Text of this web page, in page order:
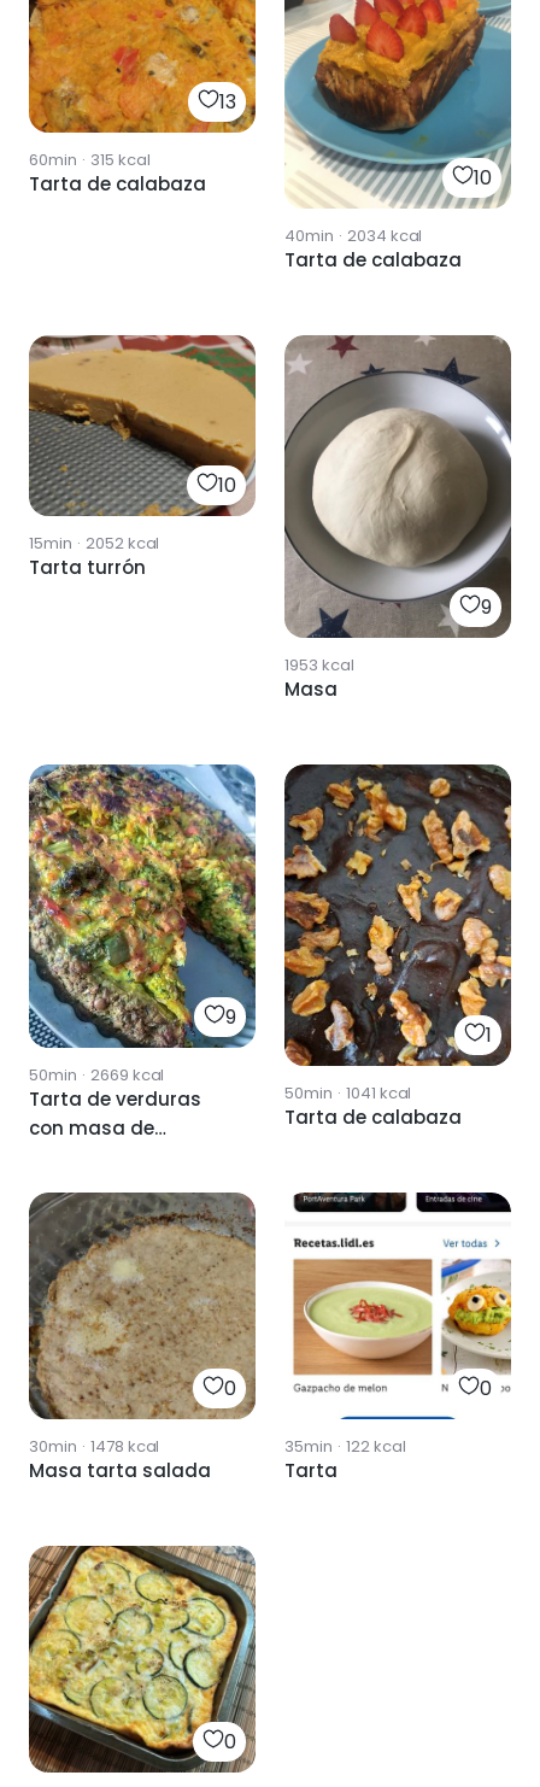
13
60min · 315 kcal
Tarta de calabaza 10
40min · 2034 kcal
Tarta de calabaza
10
15min · 2052kcal
Tarta turrón
9
1953 kcal
Masa
9
50min · 2669 kcal
Tarta de verduras
con masa de
1
50min · 1041 kcal
Tarta de calabaza
0
30min · 1478 kcal
Masa tarta salada
0
35min · 122kcal
Tarta
0